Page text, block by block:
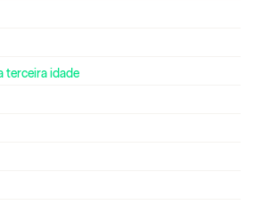
terceira idade